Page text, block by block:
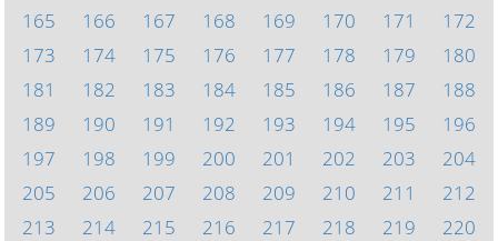
165
166 167 168 169 170 171
172
173
174 175 176 177 178 179
180
181
182 183 184 185 186 187
188
189
190 191 192 193 194 195
196
197
198 199 200 201 202 203
204
205
206 207 208 209 210 211
212
213
214 215 216 217 218 219
220